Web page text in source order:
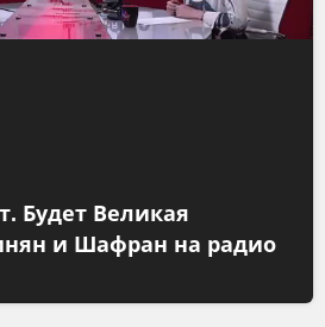
Будет Великая
и Шафран на радио